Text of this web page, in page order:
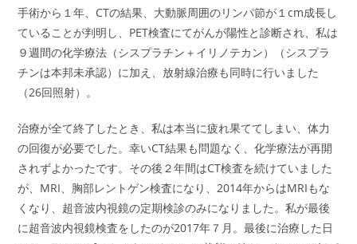
手術から１年、CTの結果、大動脈周囲のリンパ節が１cm成長し
ていることが判明し、PET検査にてがんが陽性と診断され、私は
９週間の化学療法（シスプラチン＋イリノテカン）（シスプラ
チンは本邦未承認）に加え、放射線治療も同時に行いました
（26回照射）。
治療が全て終了したとき、私は本当に疲れ果ててしまい、体力
の回復が必要でした。幸いCT結果も問題なく、化学療法が再開
されずよかったです。その後２年間はCT検査を続けていました
が、MRI、胸部レントゲン検査になり、2014年からはMRIもな
くなり、超音波内視鏡の定期検診のみになりました。私が最後
に超音波内視鏡検査をしたのが2017年７月。最後に治療した日